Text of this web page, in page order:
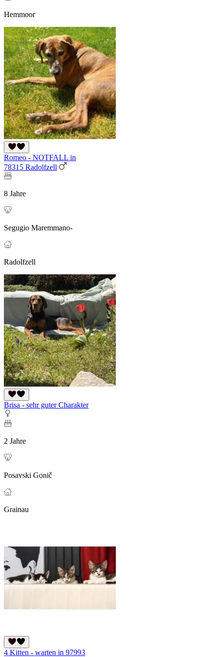
Hemmoor
Romeo - NOTFALL in
78315 Radolfzell
8 Jahre
Segugio Maremmano-
Radolfzell
Brisa - sehr guter Charakter
2 Jahre
Posavski Gonič
Grainau
4 Kitten - warten in 97993